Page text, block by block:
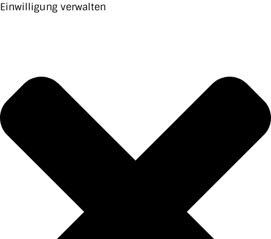
Einwilligung verwalten